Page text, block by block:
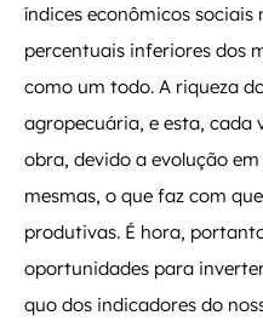
índices econômicos
percentuais inferiores dos
como um todo. A riqueza
agropecuária, e esta, cada
obra, devido a evolução
mesmas, o que faz com
produtivas. É hora,
oportunidades para
quo dos indicadores do